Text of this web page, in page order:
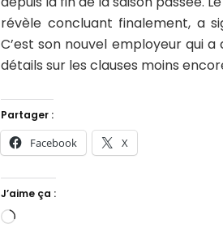
révèle concluant finalement, a
C’est son nouvel employeur qui
détails sur les clauses moins
Partager :
Facebook X
J’aime ça :
Chargement…